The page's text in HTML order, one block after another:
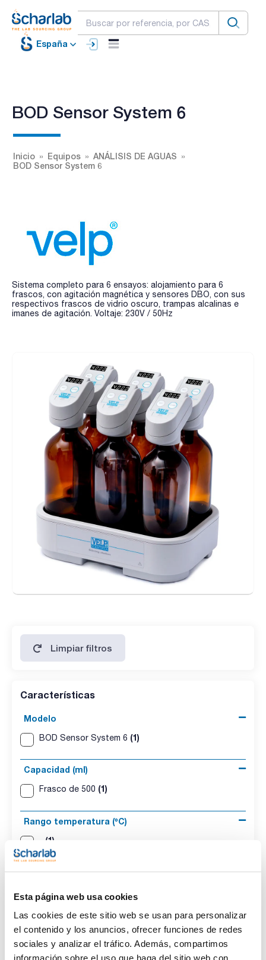
Esta página web usa cookies
Las cookies de este sitio web se usan para personalizar
el contenido y los anuncios, ofrecer funciones de redes
sociales y analizar el tráfico. Además, compartimos
España
BOD Sensor System 6
Inicio Equipos
ANÁLISIS DE AGUAS
BOD Sensor System 6
Sistema completo para 6 ensayos: alojamiento para 6
frascos, con agitación magnética y sensores DBO, con sus
respectivos frascos de vidrio oscuro, trampas alcalinas e
imanes de agitación. Voltaje: 230V / 50Hz
Limpiar filtros
Características
Modelo
BOD Sensor System 6 (1)
Capacidad (ml)
Frasco de 500 (1)
Rango temperatura (ºC)
(1)
Potencia (W)
2 (1)
Peso (Kg)
2,3(1)